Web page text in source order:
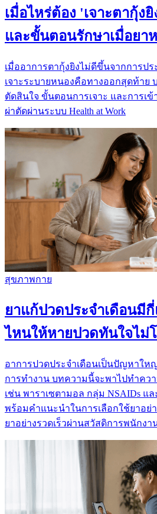
เมื่อไหร่ต้อง 'เจาะตากุ้ง
และขั้นตอนรักษาเมื่อยา
เมื่ออาการตากุ้งยิงไม่ดีขึ้นจากการป
เจาะระบายหนองคือทางออกสุดท้า
ตัดสินใจ ขั้นตอนการเจาะ และการเข้
ผ่าตัดผ่านระบบ Health at Work
สุขภาพกาย
ยาแก้ปวดประจำเดือนมี
ไหนให้หายปวดทันใจไม่
อาการปวดประจำเดือนเป็นปัญหาใ
การทำงาน บทความนี้จะพาไปทำคว
เช่น พาราเซตามอล กลุ่ม NSAIDs แ
พร้อมคำแนะนำในการเลือกใช้ยาอย่
ยาอย่างรวดเร็วผ่านสวัสดิการพนักงา